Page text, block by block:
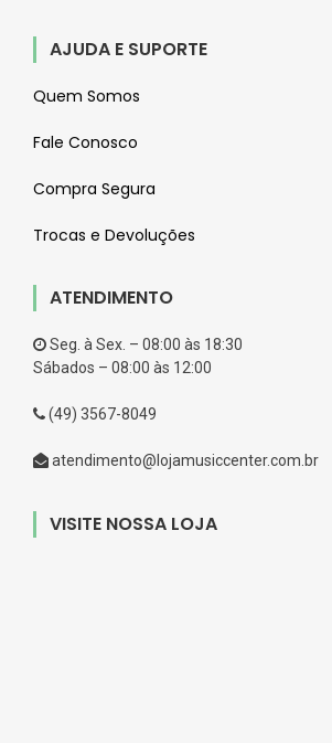
AJUDA E SUPORTE
Quem Somos
Fale Conosco
Compra Segura
Trocas e Devoluções
ATENDIMENTO
Seg. à Sex. – 08:00 às 18:30
Sábados – 08:00 às 12:00
(49) 3567-8049
atendimento@lojamusiccenter.com.br
VISITE NOSSA LOJA